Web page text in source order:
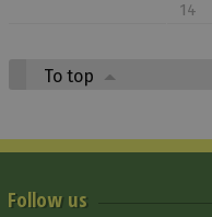
14
To top
Follow us